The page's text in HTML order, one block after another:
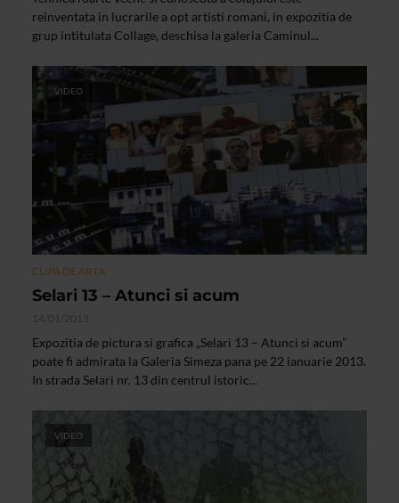
reinventata in lucrarile a opt artisti romani, in expozitia de
grup intitulata Collage, deschisa la galeria Caminul...
VIDEO
CLIPA DE ARTA
Selari 13 – Atunci si acum
14/01/2013
Expozitia de pictura si grafica „Selari 13 – Atunci si acum”
poate fi admirata la Galeria Simeza pana pe 22 ianuarie 2013.
In strada Selari nr. 13 din centrul istoric...
VIDEO